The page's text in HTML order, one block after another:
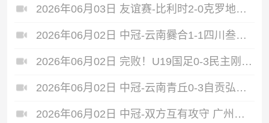
2026年06月03日 友谊赛-比利时2-0克罗地亚 蒂莱曼斯推射破门卢卡库单刀建功
2026年06月02日 中冠-云南爨合1-1四川叁壹捌重龙 余杰迪头球绝平
2026年06月02日 完败！U19国足0-3民主刚果U23 依合散黄油手U19国足0射门0角球
2026年06月02日 中冠-云南青丘0-3自贡弘祥电碳 李卓阳、杜威薇破门
2026年06月02日 中冠-双方互有攻守 广州悦高0-0重庆长寿润麒